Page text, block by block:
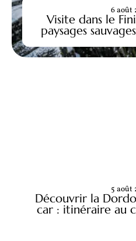
Visite dans le
paysages
6 août
Découvrir la
car : itinéraire au
5 août